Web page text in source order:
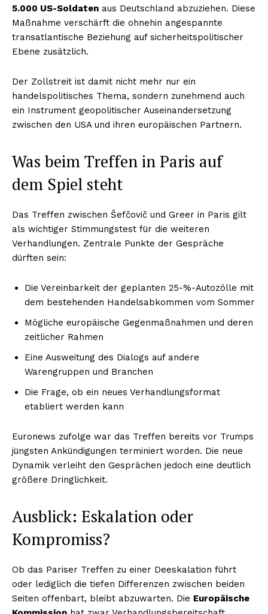
5.000 US-Soldaten aus Deutschland abzuziehen. Diese
Maßnahme verschärft die ohnehin angespannte
transatlantische Beziehung auf sicherheitspolitischer
Ebene zusätzlich.
Der Zollstreit ist damit nicht mehr nur ein
handelspolitisches Thema, sondern zunehmend auch
ein Instrument geopolitischer Auseinandersetzung
zwischen den USA und ihren europäischen Partnern.
Was beim Treffen in Paris auf
dem Spiel steht
Das Treffen zwischen Šefčovič und Greer in Paris gilt
als wichtiger Stimmungstest für die weiteren
Verhandlungen. Zentrale Punkte der Gespräche
dürften sein:
Die Vereinbarkeit der geplanten 25-%-Autozölle mit
dem bestehenden Handelsabkommen vom Sommer
Mögliche europäische Gegenmaßnahmen und deren
zeitlicher Rahmen
Eine Ausweitung des Dialogs auf andere
Warengruppen und Branchen
Die Frage, ob ein neues Verhandlungsformat
etabliert werden kann
Euronews zufolge war das Treffen bereits vor Trumps
jüngsten Ankündigungen terminiert worden. Die neue
Dynamik verleiht den Gesprächen jedoch eine deutlich
größere Dringlichkeit.
Ausblick: Eskalation oder
Kompromiss?
Ob das Pariser Treffen zu einer Deeskalation führt
oder lediglich die tiefen Differenzen zwischen beiden
Seiten offenbart, bleibt abzuwarten. Die Europäische